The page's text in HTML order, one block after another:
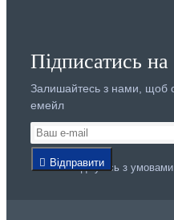
Підписатись
Залишайтесь з нами, щоб
емейл
Відправити
Я погоджуюсь з умовами